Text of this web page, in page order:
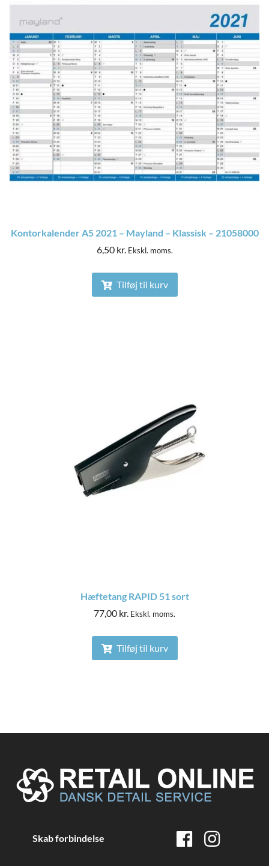
Kontorkalender A5 2021 – Mayland – Klassisk – 21058000
6,50 kr. Ekskl. moms.
Tilføj til kurv
Hæftetang RAPID 51 sort
77,00 kr. Ekskl. moms.
Tilføj til kurv
Skab forbindelse